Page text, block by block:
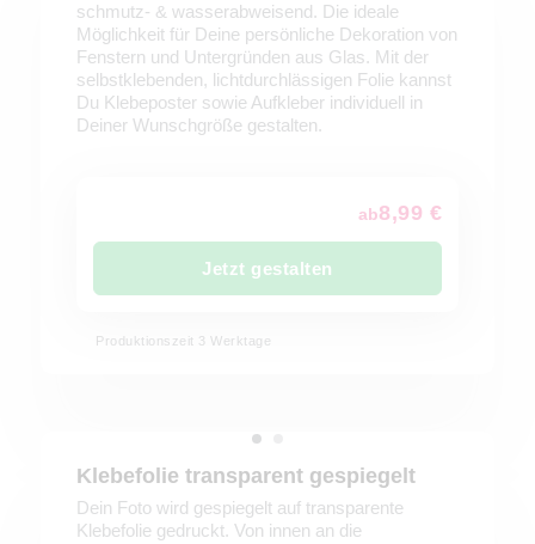
schmutz- & wasserabweisend. Die ideale
Möglichkeit für Deine persönliche Dekoration von
Fenstern und Untergründen aus Glas. Mit der
selbstklebenden, lichtdurchlässigen Folie kannst
Du Klebeposter sowie Aufkleber individuell in
Deiner Wunschgröße gestalten.
ab8,99 €
Jetzt gestalten
Produktionszeit 3 Werktage
Klebefolie transparent gespiegelt
Dein Foto wird gespiegelt auf transparente
Klebefolie gedruckt. Von innen an die